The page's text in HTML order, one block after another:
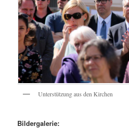
Unterstützung aus den Kirchen
Bildergalerie: